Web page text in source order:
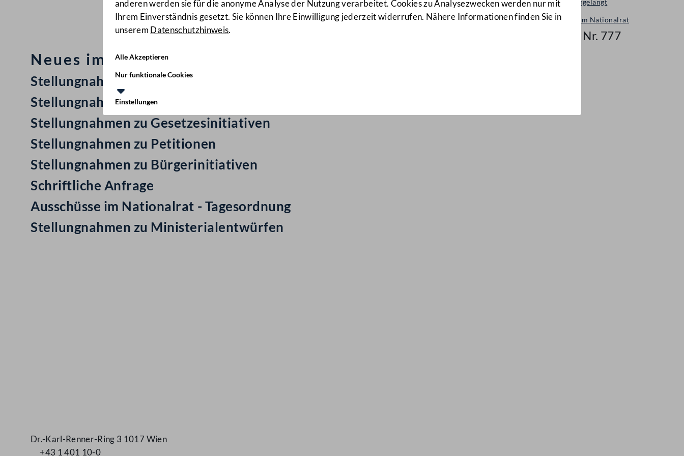
anderen werden sie für die anonyme Analyse der Nutzung verarbeitet. Cookies zu Analysezwecken werden nur mit
Ihrem Einverständnis gesetzt. Sie können Ihre Einwilligung jederzeit widerrufen. Nähere Informationen finden Sie in
unserem Datenschutzhinweis.
Alle Akzeptieren
Nur funktionale Cookies
Einstellungen
Neu eingelangt
Neues im Nationalrat
Mail Nr. 777
Neues im Nationalrat: Mail Nr: 777
Stellungnahmen zu Gesetzesinitiativen
Stellungnahmen zu Volksbegehren
Stellungnahmen zu Gesetzesinitiativen
Stellungnahmen zu Petitionen
Stellungnahmen zu Bürgerinitiativen
Schriftliche Anfrage
Ausschüsse im Nationalrat - Tagesordnung
Stellungnahmen zu Ministerialentwürfen
Dr.-Karl-Renner-Ring 3 1017 Wien
+43 1 401 10-0